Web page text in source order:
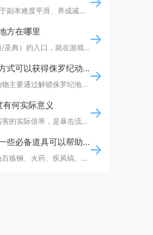
攻城掠地195优化核心在于副本难度平滑、养成减负、战斗流畅度提升、资源获取提速，整体更友好
方在哪里
购买传说对决战令（盛典/圣典）的入口，就在游戏大厅右下角“活动”按钮内，进入后找到“传说盛
疯狂动物园中有哪些方式可以获得侏罗纪动物
疯狂动物园获取侏罗纪动物主要通过解锁侏罗纪地图、完成栖息地任务、达成特殊触发条件、挑战BO
何实际意义
暴击强度直接决定暴击伤害的实际倍率，是暴击流阵容输出上限的核心指标，与暴击率相辅相成，共同
在攻城掠地中有没有一些必备道具可以帮助刷神兵
刷神兵的必备道具核心为百炼钢、火药、疾风镐、淬火石、百炼精钢，搭配功勋令与宝石类道具，可最